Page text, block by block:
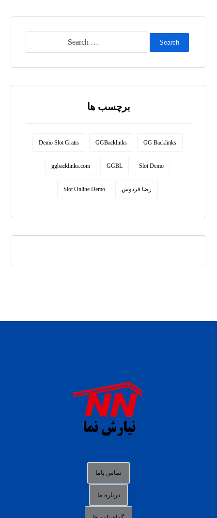
Search
برچسب ها
Demo Slot Gratis GGBacklinks GG Backlinks
ggbacklinks.com GGBL Slot Demo
Slot Online Demo رضا فردوس
situs s77 terpercaya
slot88 online
agen slot deposit pulsa
data togel hk hari ini
login panengg
تماس باما
درباره ما